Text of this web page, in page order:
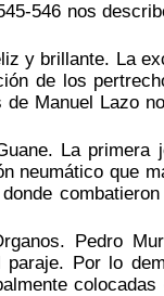
546 nos
y brillante. La
de los
Manuel Lazo
La primera
neumático que
Pedro
Por lo